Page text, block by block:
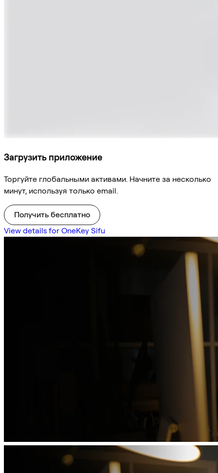
Загрузить приложение
Торгуйте глобальными активами. Начните за несколько
минут, используя только email.
Получить бесплатно
View details for OneKey Sifu